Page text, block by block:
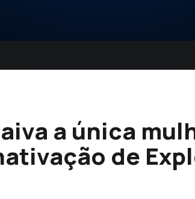
a única
de